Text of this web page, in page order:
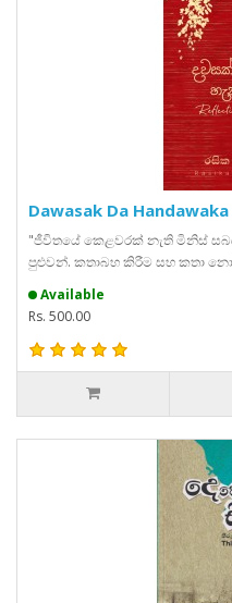
Dawasak Da
"ජීවිතයේ කෙළවරක් නැති මිනිස්
පුළුවන්. කතාබහ කිරීම සහ කතා
Available
Rs. 500.00